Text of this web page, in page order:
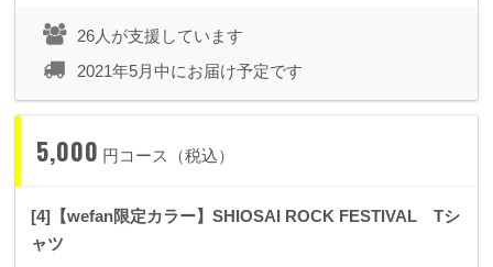
26人が支援しています
2021年5月中にお届け予定です
5,000 円コース（税込）
[4]【wefan限定カラー】SHIOSAI ROCK FESTIVAL Tシ
ャツ